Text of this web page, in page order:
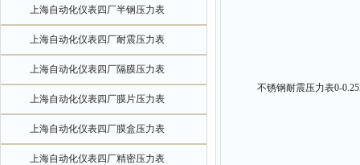
上海自动化仪表四厂半钢压力表
上海自动化仪表四厂耐震压力表
上海自动化仪表四厂隔膜压力表
上海自动化仪表四厂膜片压力表
上海自动化仪表四厂膜盒压力表
上海自动化仪表四厂精密压力表